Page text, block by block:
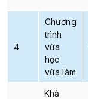
4
Chương
trình
vừa
học
vừa làm
Khả